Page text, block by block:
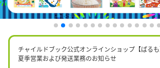
チャイルドブック公式オンラインショップ【ぱるも
夏季営業および発送業務のお知らせ